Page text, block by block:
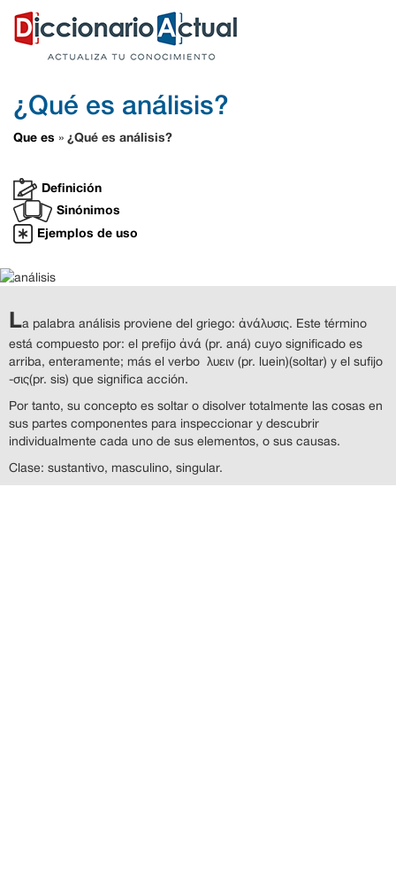
¿Qué es análisis?
Que es » ¿Qué es análisis?
Definición
Sinónimos
Ejemplos de uso
La palabra análisis proviene del griego: ἀνάλυσις. Este término
está compuesto por: el prefijo ἀνά (pr. aná) cuyo significado es
arriba, enteramente; más el verbo λυειν (pr. luein)(soltar) y el sufijo
-σις(pr. sis) que significa acción.
Por tanto, su concepto es soltar o disolver totalmente las cosas en
sus partes componentes para inspeccionar y descubrir
individualmente cada uno de sus elementos, o sus causas.
Clase: sustantivo, masculino, singular.